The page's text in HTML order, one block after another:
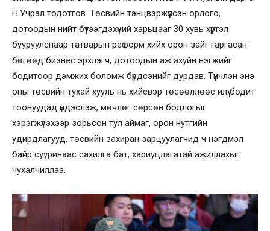
Н.Учрал тодотгов. Төсвийн тэнцвэржүүлсэн орлого,
дотоодын нийт бүтээгдэхүүний харьцааг 30 хувь хүртэл
бууруулснаар татварын реформ хийх орон зайг гаргасан
бөгөөд бизнес эрхлэгч, дотоодын аж ахуйн нэгжийг
бодитоор дэмжих боломж бүрдсэнийг дурдав. Түүнчлэн энэ
оны төсвийн тухай хууль нь хийсвэр төсөөллөөс илүү бодит
тоонуудад үндэслэж, мөчлөг сөрсөн бодлогыг
хэрэгжүүлэхээр зорьсон тул аймаг, орон нутгийн
удирдлагууд, төсвийн захиран зарцуулагчид ч нэгдмэл
байр сууринаас сахилга бат, хариуцлагатай ажиллахыг
чухалчиллаа.